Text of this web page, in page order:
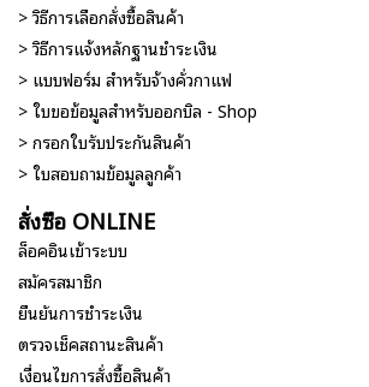
> วิธีการเลือกสั่งซื้อสินค้า
> วิธีการแจ้งหลักฐานชำระเงิน
> แบบฟอร์ม สำหรับจ้างคั่วกาแฟ
> ใบขอข้อมูลสำหรับออกบิล - Shop
> กรอกใบรับประกันสินค้า
> ใบสอบถามข้อมูลลูกค้า
สั่งซื้อ ONLINE
ล็อคอินเข้าระบบ
สมัครสมาชิก
ยืนยันการชำระเงิน
ตรวจเช็คสถานะสินค้า
เงื่อนไขการสั่งซื้อสินค้า